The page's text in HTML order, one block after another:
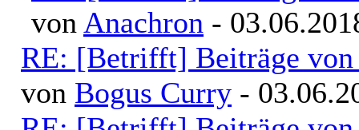
von Anachron -
RE: [Betrifft] Beiträge von
von Bogus Curry -